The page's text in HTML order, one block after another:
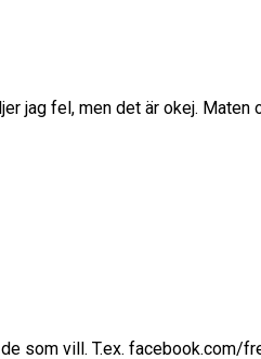
jag fel, men det är okej.
som vill. T.ex.